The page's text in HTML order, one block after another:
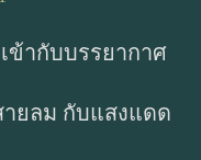
ข้ากับบรรยากาศ
ยลม กับแสงแดด